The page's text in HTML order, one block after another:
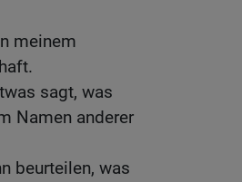
meinem
sagt, was
Namen anderer
beurteilen, was